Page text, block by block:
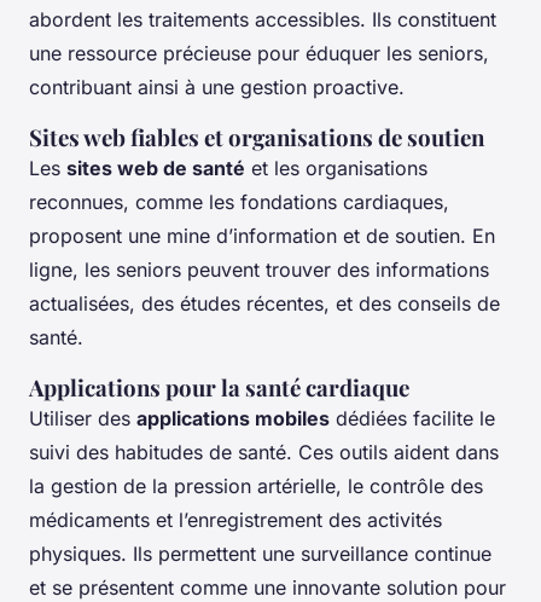
abordent les traitements accessibles. Ils constituent
une ressource précieuse pour éduquer les seniors,
contribuant ainsi à une gestion proactive.
Sites web fiables et organisations de soutien
Les sites web de santé et les organisations
reconnues, comme les fondations cardiaques,
proposent une mine d’information et de soutien. En
ligne, les seniors peuvent trouver des informations
actualisées, des études récentes, et des conseils de
santé.
Applications pour la santé cardiaque
Utiliser des applications mobiles dédiées facilite le
suivi des habitudes de santé. Ces outils aident dans
la gestion de la pression artérielle, le contrôle des
médicaments et l’enregistrement des activités
physiques. Ils permettent une surveillance continue
et se présentent comme une innovante solution pour